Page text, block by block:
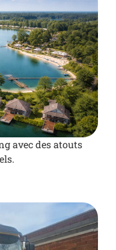
avec des atouts